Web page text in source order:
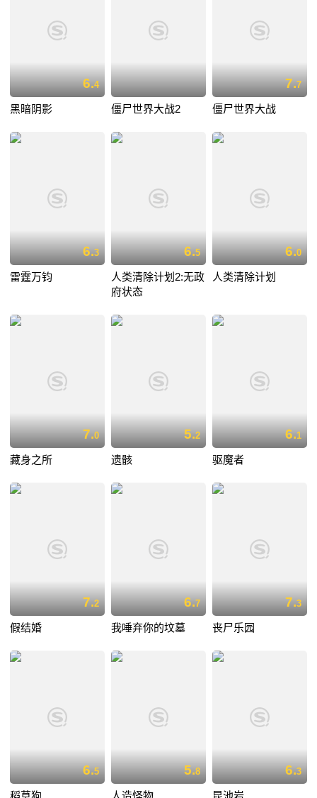
6.4
黑暗阴影 僵尸世界大战2
7.7
僵尸世界大战
6.3
雷霆万钧
6.5
人类清除计划2:无政
府状态
6.0
人类清除计划
7.0
藏身之所
5.2
遗骸
6.1
驱魔者
7.2
假结婚
6.7
我唾弃你的坟墓
7.3
丧尸乐园
6.5 5.8 6.3